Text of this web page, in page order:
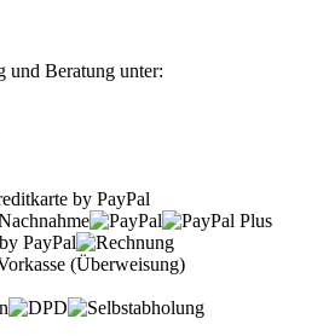
und Beratung unter: